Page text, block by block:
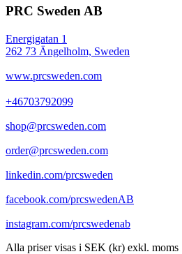
PRC Sweden AB
Energigatan 1
262 73 Ängelholm, Sweden
www.prcsweden.com
+46703792099
shop@prcsweden.com
order@prcsweden.com
linkedin.com/prcsweden
facebook.com/prcswedenAB
instagram.com/prcswedenab
Alla priser visas i SEK (kr) exkl. moms